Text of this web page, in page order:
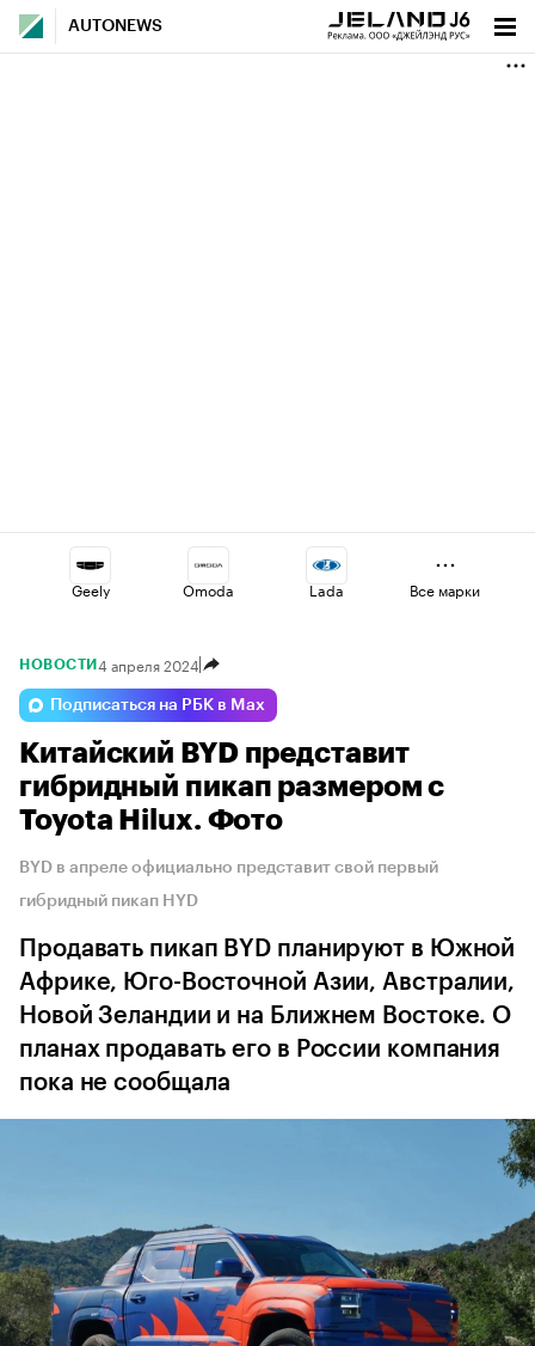
AUTONEWS
Geely Omoda Lada
Volga Changan
Esteo Voyah Jaecoo
Все марки
НОВОСТИ 4 апреля 2024
Подписаться на РБК в Max
Китайский BYD представит
гибридный пикап размером с
Toyota Hilux. Фото
BYD в апреле официально представит свой первый
гибридный пикап HYD
Продавать пикап BYD планируют в Южной
Африке, Юго-Восточной Азии, Австралии,
Новой Зеландии и на Ближнем Востоке. О
планах продавать его в России компания
пока не сообщала